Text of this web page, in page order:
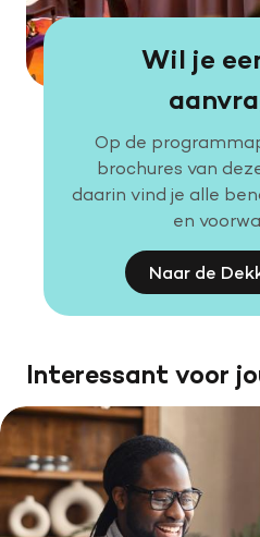
Wil je
Op de
brochures van
daarin vind je alle
en
Naar de
Interessant voor